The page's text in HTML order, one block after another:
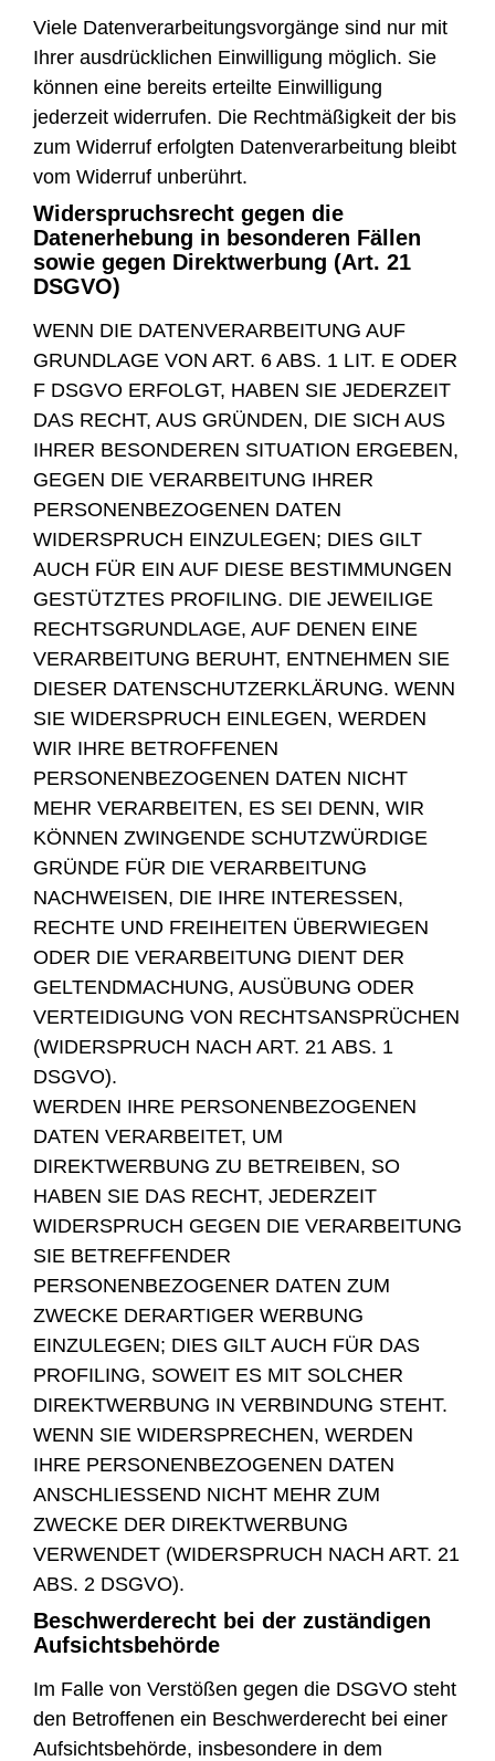
Viele Datenverarbeitungsvorgänge sind nur mit
Ihrer ausdrücklichen Einwilligung möglich. Sie
können eine bereits erteilte Einwilligung
jederzeit widerrufen. Die Rechtmäßigkeit der bis
zum Widerruf erfolgten Datenverarbeitung bleibt
vom Widerruf unberührt.
Widerspruchsrecht gegen die
Datenerhebung in besonderen Fällen
sowie gegen Direktwerbung (Art. 21
DSGVO)
WENN DIE DATENVERARBEITUNG AUF
GRUNDLAGE VON ART. 6 ABS. 1 LIT. E ODER
F DSGVO ERFOLGT, HABEN SIE JEDERZEIT
DAS RECHT, AUS GRÜNDEN, DIE SICH AUS
IHRER BESONDEREN SITUATION ERGEBEN,
GEGEN DIE VERARBEITUNG IHRER
PERSONENBEZOGENEN DATEN
WIDERSPRUCH EINZULEGEN; DIES GILT
AUCH FÜR EIN AUF DIESE BESTIMMUNGEN
GESTÜTZTES PROFILING. DIE JEWEILIGE
RECHTSGRUNDLAGE, AUF DENEN EINE
VERARBEITUNG BERUHT, ENTNEHMEN SIE
DIESER DATENSCHUTZERKLÄRUNG. WENN
SIE WIDERSPRUCH EINLEGEN, WERDEN
WIR IHRE BETROFFENEN
PERSONENBEZOGENEN DATEN NICHT
MEHR VERARBEITEN, ES SEI DENN, WIR
KÖNNEN ZWINGENDE SCHUTZWÜRDIGE
GRÜNDE FÜR DIE VERARBEITUNG
NACHWEISEN, DIE IHRE INTERESSEN,
RECHTE UND FREIHEITEN ÜBERWIEGEN
ODER DIE VERARBEITUNG DIENT DER
GELTENDMACHUNG, AUSÜBUNG ODER
VERTEIDIGUNG VON RECHTSANSPRÜCHEN
(WIDERSPRUCH NACH ART. 21 ABS. 1
DSGVO).
WERDEN IHRE PERSONENBEZOGENEN
DATEN VERARBEITET, UM
DIREKTWERBUNG ZU BETREIBEN, SO
HABEN SIE DAS RECHT, JEDERZEIT
WIDERSPRUCH GEGEN DIE VERARBEITUNG
SIE BETREFFENDER
PERSONENBEZOGENER DATEN ZUM
ZWECKE DERARTIGER WERBUNG
EINZULEGEN; DIES GILT AUCH FÜR DAS
PROFILING, SOWEIT ES MIT SOLCHER
DIREKTWERBUNG IN VERBINDUNG STEHT.
WENN SIE WIDERSPRECHEN, WERDEN
IHRE PERSONENBEZOGENEN DATEN
ANSCHLIESSEND NICHT MEHR ZUM
ZWECKE DER DIREKTWERBUNG
VERWENDET (WIDERSPRUCH NACH ART. 21
ABS. 2 DSGVO).
Beschwerde­recht bei der zuständigen
Aufsichts­behörde
Im Falle von Verstößen gegen die DSGVO steht
den Betroffenen ein Beschwerderecht bei einer
Aufsichtsbehörde, insbesondere in dem